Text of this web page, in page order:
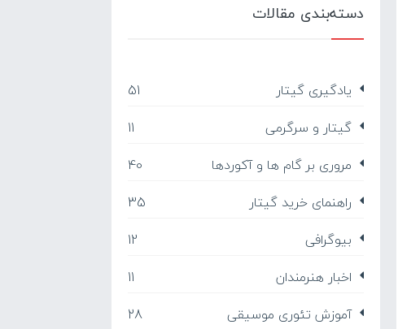
دسته‌بندی مقالات
یادگیری گیتار
51
گیتار و سرگرمی
11
مروری بر گام ها و آکوردها
40
راهنمای خرید گیتار
35
بیوگرافی
12
اخبار هنرمندان
11
آموزش تئوری موسیقی
28